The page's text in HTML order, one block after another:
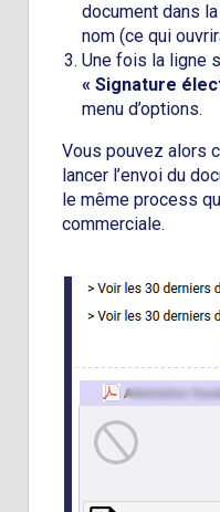
document dans
nom (ce qui
Une fois la ligne
« Signature
menu d’options.
Vous pouvez alors
lancer l’envoi du
le même process
commerciale.